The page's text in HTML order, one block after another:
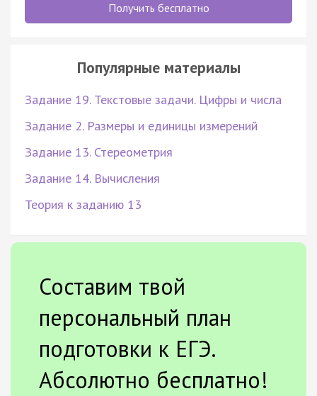
Получить бесплатно
Популярные материалы
Задание 19. Текстовые задачи. Цифры и числа
Задание 2. Размеры и единицы измерений
Задание 13. Стереометрия
Задание 14. Вычисления
Теория к заданию 13
Составим твой
персональный план
подготовки к ЕГЭ.
Абсолютно бесплатно!